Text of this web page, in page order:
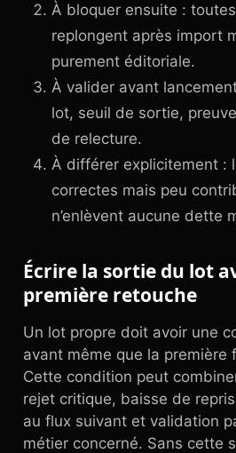
À bloquer ensuite :
replongent après import
purement éditoriale.
À valider avant
lot, seuil de sortie,
de relecture.
À différer explicitement :
correctes mais peu
n’enlèvent aucune dette
Écrire la sortie du lot
première retouche
Un lot propre doit avoir une
avant même que la première
Cette condition peut
rejet critique, baisse de
au flux suivant et validation
métier concerné. Sans cette